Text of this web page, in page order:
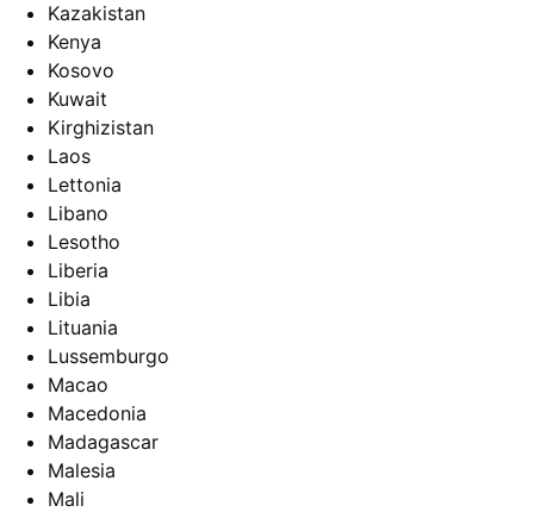
Kazakistan
Kenya
Kosovo
Kuwait
Kirghizistan
Laos
Lettonia
Libano
Lesotho
Liberia
Libia
Lituania
Lussemburgo
Macao
Macedonia
Madagascar
Malesia
Mali